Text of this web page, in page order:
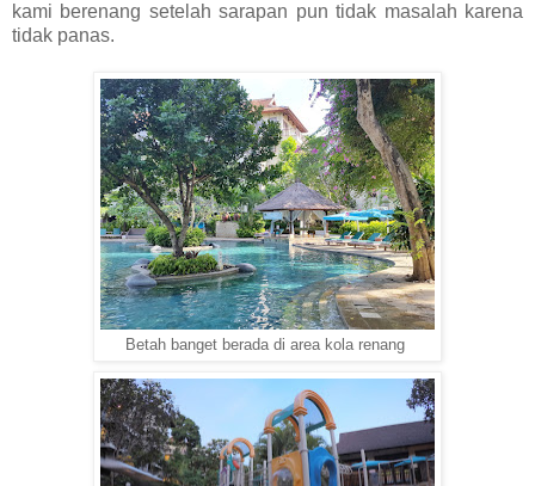
kami berenang setelah sarapan pun tidak masalah karena
tidak panas.
Betah banget berada di area kola renang